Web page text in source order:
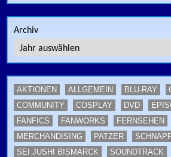
Archiv
AKTIONEN ALLGEMEIN BLU-RAY
COMMUNITY
COSPLAY DVD
FANFICS
FANWORKS FERNSEHEN
MERCHANDISING
PATZER
SEI JUSHI BISMARCK
SOUNDTRACK